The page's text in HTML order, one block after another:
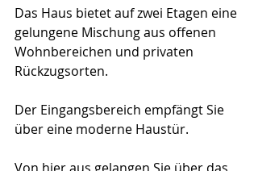
Das Haus bietet auf zwei Etagen eine
gelungene Mischung aus offenen
Wohnbereichen und privaten
Rückzugsorten.
Der Eingangsbereich empfängt Sie
über eine moderne Haustür.